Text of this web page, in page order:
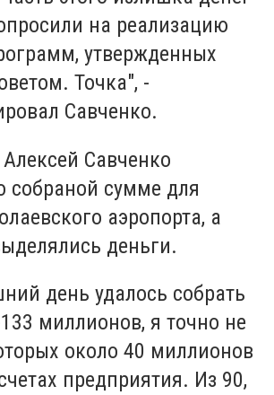
на реализацию
утвержденных
Точка", -
Савченко.
Савченко
собраной сумме для
аэропорта, а
деньги.
день удалось собрать
миллионов, я точно не
около 40 миллионов
предприятия. Из 90,